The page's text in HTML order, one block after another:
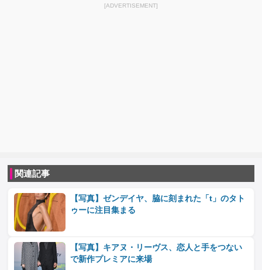
[ADVERTISEMENT]
関連記事
【写真】ゼンデイヤ、脇に刻まれた「t」のタト
ゥーに注目集まる
【写真】キアヌ・リーヴス、恋人と手をつない
で新作プレミアに来場